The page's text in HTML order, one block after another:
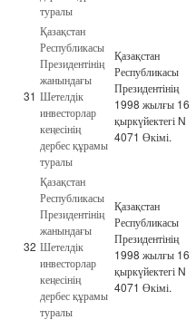
туралы
31
Қазақстан
Республикасы
Президентінің
жанындағы
Шетелдік
инвесторлар
кеңесінің
дербес құрамы
туралы
Қазақстан
Республикасы
Президентінің
1998 жылғы 16
қыркүйектегі N
4071 Өкімі.
32
Қазақстан
Республикасы
Президентінің
жанындағы
Шетелдік
инвесторлар
кеңесінің
дербес құрамы
туралы
Қазақстан
Республикасы
Президентінің
1998 жылғы 16
қыркүйектегі N
4071 Өкімі.